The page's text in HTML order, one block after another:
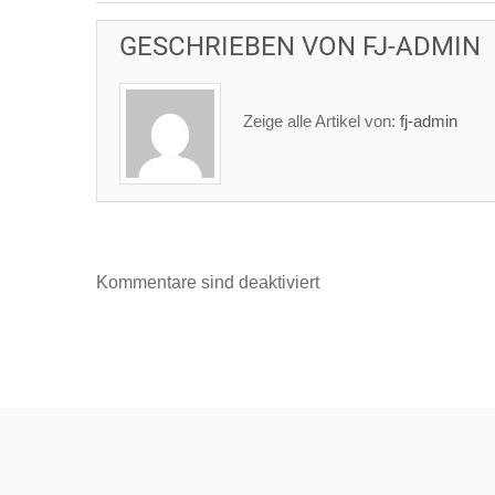
GESCHRIEBEN VON FJ-ADMIN
Zeige alle Artikel von: fj-admin
Kommentare sind deaktiviert